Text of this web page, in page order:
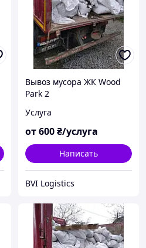
Вывоз мусора ЖК Wood
Park 2
Услуга
от600₴/услуга
Написать
BVI Logistics